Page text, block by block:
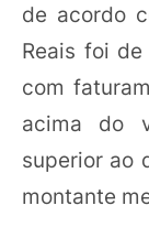
de acordo
Reais foi de
com
acima do
superior ao
montante